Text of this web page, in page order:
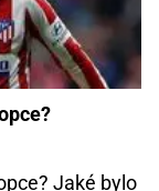
Jaké bylo